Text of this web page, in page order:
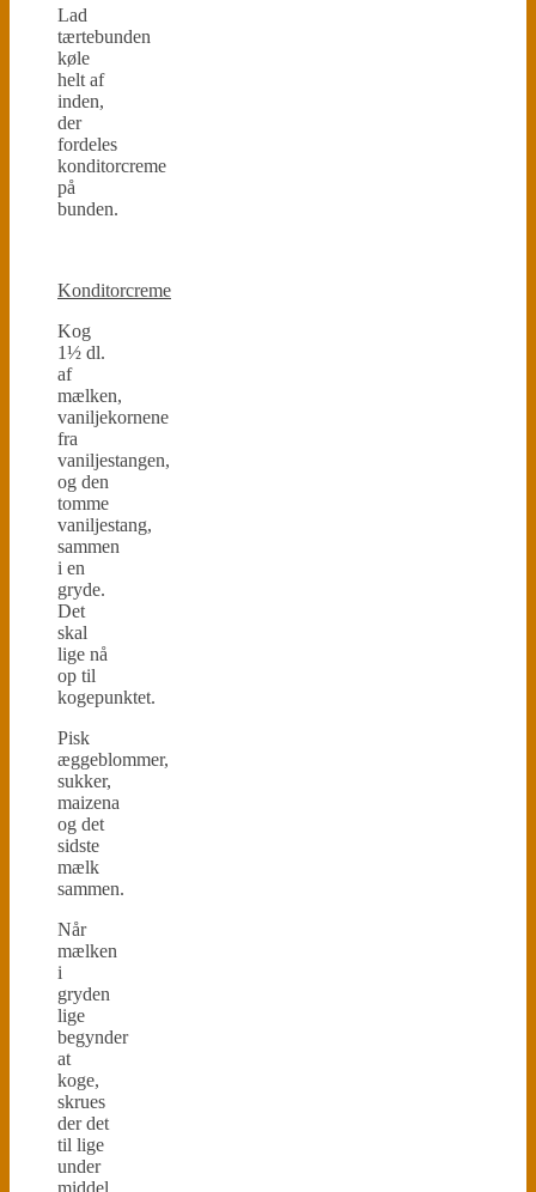
Lad
tærtebunden
køle
helt af
inden,
der
fordeles
konditorcreme
på
bunden.
Konditorcreme
Kog
1½ dl.
af
mælken,
vaniljekornene
fra
vaniljestangen,
og den
tomme
vaniljestang,
sammen
i en
gryde.
Det
skal
lige nå
op til
kogepunktet.
Pisk
æggeblommer,
sukker,
maizena
og det
sidste
mælk
sammen.
Når
mælken
i
gryden
lige
begynder
at
koge,
skrues
der det
til lige
under
middel